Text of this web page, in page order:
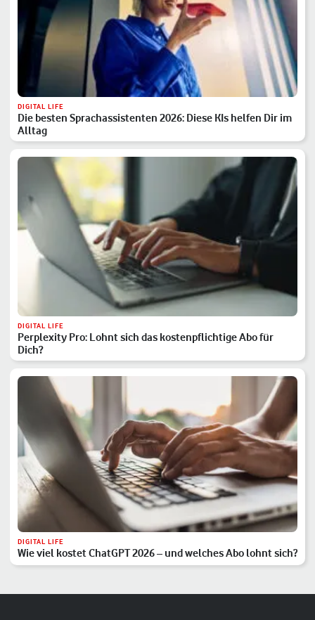
DIGITAL LIFE
Die besten Sprachassistenten 2026: Diese KIs helfen Dir im
Alltag
DIGITAL LIFE
Perplexity Pro: Lohnt sich das kostenpflichtige Abo für
Dich?
DIGITAL LIFE
Wie viel kostet ChatGPT 2026 – und welches Abo lohnt sich?